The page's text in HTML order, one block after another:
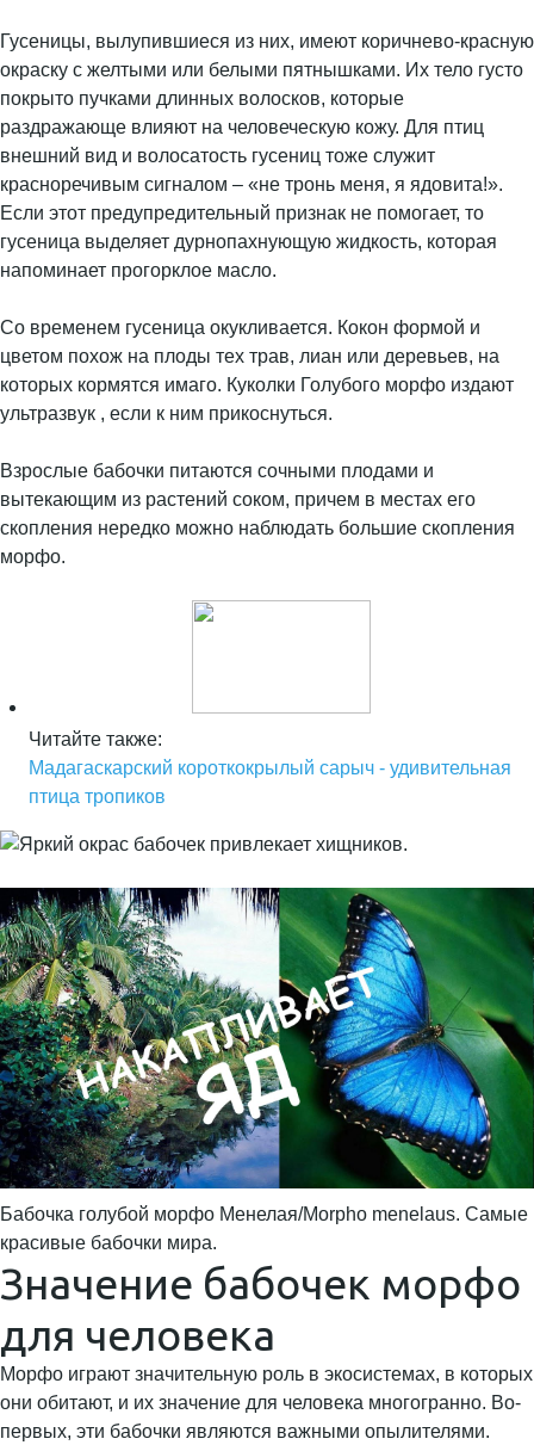
Гусеницы, вылупившиеся из них, имеют коричнево-красную
окраску с желтыми или белыми пятнышками. Их тело густо
покрыто пучками длинных волосков, которые
раздражающе влияют на человеческую кожу. Для птиц
внешний вид и волосатость гусениц тоже служит
красноречивым сигналом – «не тронь меня, я ядовита!».
Если этот предупредительный признак не помогает, то
гусеница выделяет дурнопахнующую жидкость, которая
напоминает прогорклое масло.
Со временем гусеница окукливается. Кокон формой и
цветом похож на плоды тех трав, лиан или деревьев, на
которых кормятся имаго. Куколки Голубого морфо издают
ультразвук , если к ним прикоснуться.
Взрослые бабочки питаются сочными плодами и
вытекающим из растений соком, причем в местах его
скопления нередко можно наблюдать большие скопления
морфо.
Читайте также:
Мадагаскарский короткокрылый сарыч - удивительная
птица тропиков
Бабочка голубой морфо Менелая/Morpho menelaus. Самые
красивые бабочки мира.
Значение бабочек морфо
для человека
Морфо играют значительную роль в экосистемах, в которых
они обитают, и их значение для человека многогранно. Во-
первых, эти бабочки являются важными опылителями.